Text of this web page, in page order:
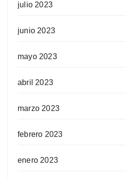
julio 2023
junio 2023
mayo 2023
abril 2023
marzo 2023
febrero 2023
enero 2023